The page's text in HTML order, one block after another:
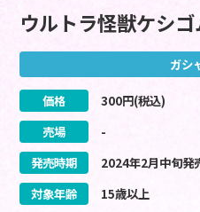
ウルトラ怪獣ケシ
ガシ
価格 300円(税込)
売場
-
発売時期
2024年2月中旬発
対象年齢
15歳以上